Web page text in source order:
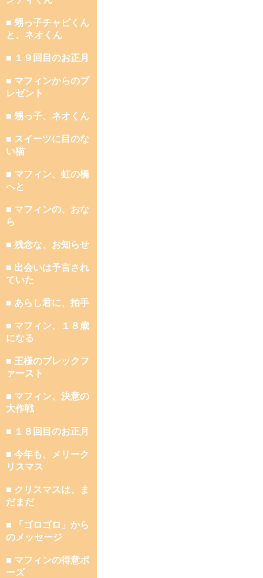
■ 甥っ子チャビくん
と、ネオくん
■ １９回目のお正月
■ マフィンからのプ
レゼント
■ 甥っ子、ネオくん
■ スイーツに目のな
い猫
■ マフィン、虹の橋
へと
■ マフィンの、おな
ら
■ 残念な、お知らせ
■ 出会いは予言され
ていた
■ あらし君に、拍手
■ マフィン、１８歳
になる
■ 王様のブレックフ
ァースト
■ マフィン、決意の
大作戦
■ １８回目のお正月
■ 今年も、メリーク
リスマス
■ クリスマスは、ま
だまだ
■ 「ゴロゴロ」から
のメッセージ
■ マフィンの得意ポ
ーズ